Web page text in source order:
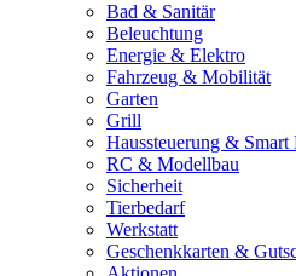
Bad & Sanitär
Beleuchtung
Energie & Elektro
Fahrzeug & Mobilität
Garten
Grill
Haussteuerung & Smart
RC & Modellbau
Sicherheit
Tierbedarf
Werkstatt
Geschenkkarten &